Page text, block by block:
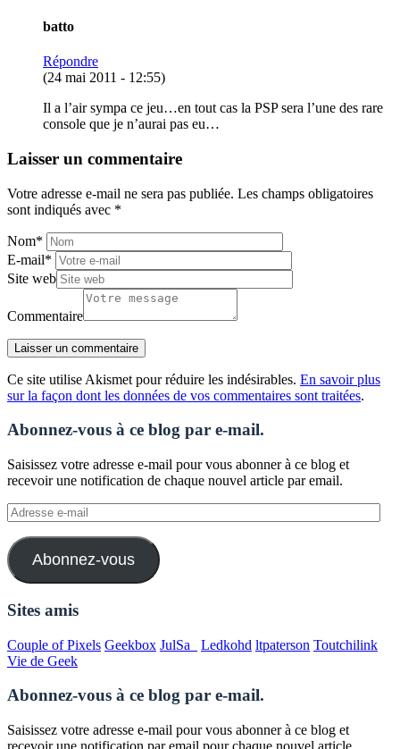
batto
Répondre
(24 mai 2011 - 12:55)
Il a l’air sympa ce jeu…en tout cas la PSP sera l’une des rare
console que je n’aurai pas eu…
Laisser un commentaire
Votre adresse e-mail ne sera pas publiée. Les champs obligatoires
sont indiqués avec *
Nom*
E-mail*
Site web
Commentaire
Ce site utilise Akismet pour réduire les indésirables. En savoir plus
sur la façon dont les données de vos commentaires sont traitées.
Abonnez-vous à ce blog par e-mail.
Saisissez votre adresse e-mail pour vous abonner à ce blog et
recevoir une notification de chaque nouvel article par email.
Adresse
e-
mail
Abonnez-vous
Sites amis
Couple of Pixels Geekbox JulSa_ Ledkohd ltpaterson Toutchilink
Vie de Geek
Abonnez-vous à ce blog par e-mail.
Saisissez votre adresse e-mail pour vous abonner à ce blog et
recevoir une notification par email pour chaque nouvel article